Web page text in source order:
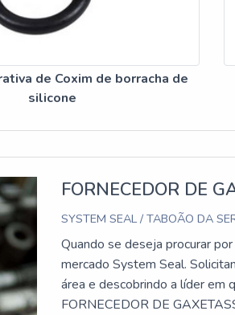
de Coxim de borracha de
silicone
FORNECEDOR DE
SYSTEM SEAL / TABOÃO DA
Quando se deseja procurar
mercado System Seal.
área e descobrindo a líder em
FORNECEDOR DE